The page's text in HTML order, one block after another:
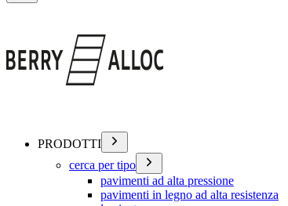
PRODOTTI
cerca per tipo
pavimenti ad alta pressione
pavimenti in legno ad alta resistenza